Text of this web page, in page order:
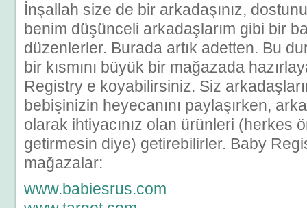
İnşallah size de bir arkadaşınız,
benim düşünceli arkadaşlarım gibi bir
düzenlerler. Burada artık adetten. Bu
bir kısmını büyük bir mağazada
Registry e koyabilirsiniz. Siz
bebişinizin heyecanını paylaşırken,
olarak ihtiyacınız olan ürünleri (herkes
getirmesin diye) getirebilirler. Baby
mağazalar:
www.babiesrus.com